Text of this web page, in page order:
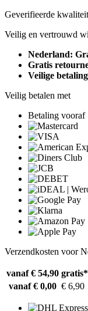
Geverifieerde kwaliteit
Veilig en vertrouwd
Nederland:
Gratis
Veilige betaling
Veilig betalen met
Betaling vooraf
Verzendkosten voor
vanaf € 54,90 gratis*
vanaf € 0,00 € 6,90